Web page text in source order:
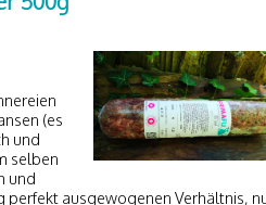
(es
und
selben
und
perfekt ausgewogenen Verhältnis,